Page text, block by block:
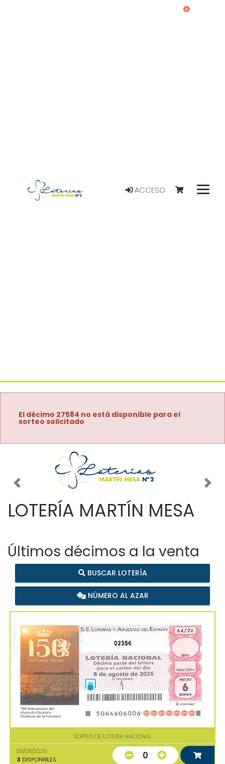
ACCESO
0
El décimo 27584 no está disponible para el
sorteo solicitado
Imagen anterior
LOTERÍA MARTÍN MESA
Últimos décimos a la venta
BUSCAR LOTERÍA
NÚMERO AL AZAR
02356
SORTEO DE LOTERIA NACIONAL
08/08/2026
3 DISPONIBLES 0